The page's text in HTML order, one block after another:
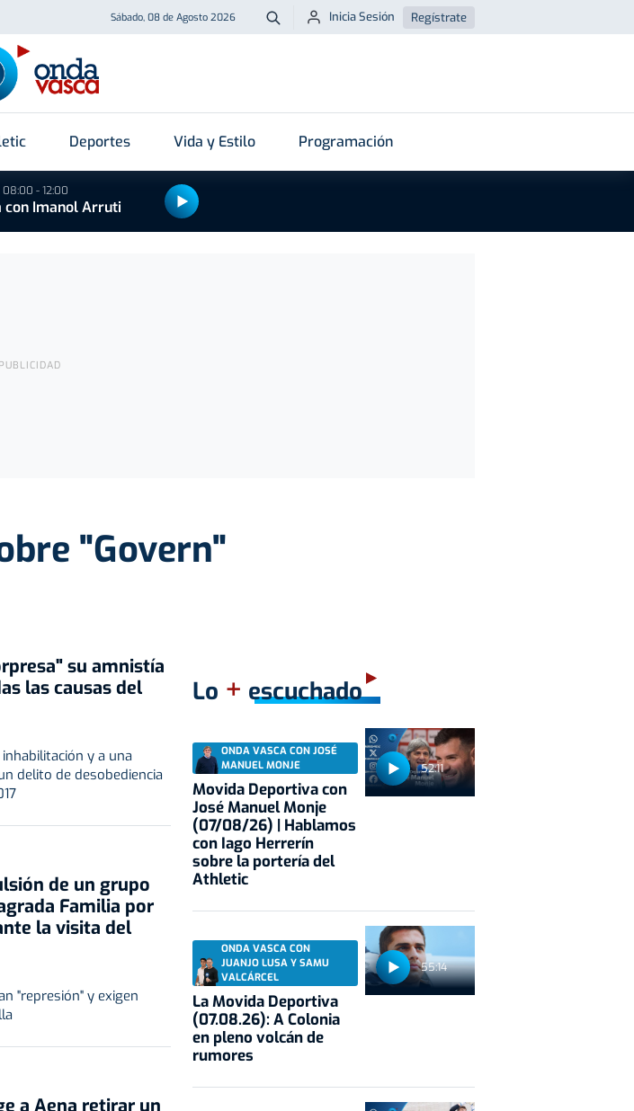
Sábado, 08 de Agosto 2026 Buscar
Inicia Sesión Regístrate
Deportes Vida y Estilo Programación
08:00 - 12:00
con Imanol Arruti
"Govern"
su amnistía
las causas del
y a una
delito de desobediencia
de un grupo
Familia por
la visita del
"represión" y exigen
a Aena retirar un
Lo + escuchado
52:11
ONDA VASCA CON JOSÉ
MANUEL MONJE
Movida Deportiva con
José Manuel Monje
(07/08/26) | Hablamos
con Iago Herrerín
sobre la portería del
Athletic
55:14
ONDA VASCA CON
JUANJO LUSA Y SAMU
VALCÁRCEL
La Movida Deportiva
(07.08.26): A Colonia
en pleno volcán de
rumores